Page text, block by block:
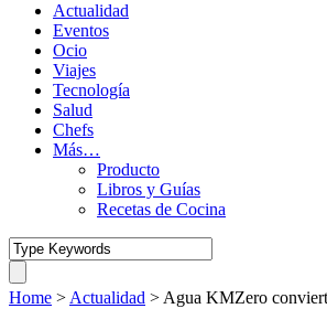
Actualidad
Eventos
Ocio
Viajes
Tecnología
Salud
Chefs
Más…
Producto
Libros y Guías
Recetas de Cocina
Home > Actualidad > Agua KMZero